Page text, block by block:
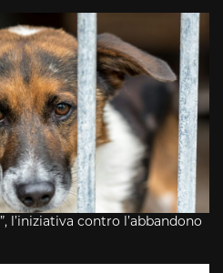
l’iniziativa contro l’abbandono